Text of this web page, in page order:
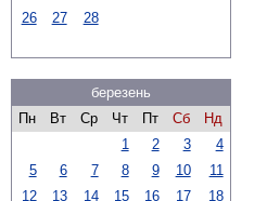
26
27 28
березень
Пн
Вт Ср Чт Пт Сб
Нд
1
2 3
4
5
6 7 8 9 10
11
12
13 14 15 16 17
18